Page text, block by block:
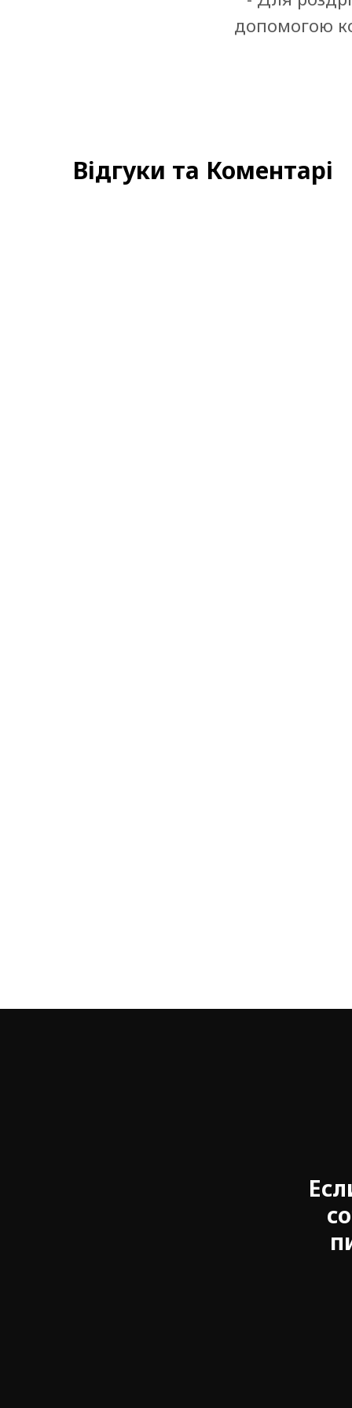
допомогою
Відгуки та Коментарі